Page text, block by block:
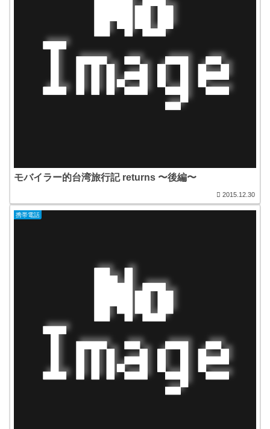
モバイラー的台湾旅行記 returns 〜後編〜
2015.12.30
携帯電話